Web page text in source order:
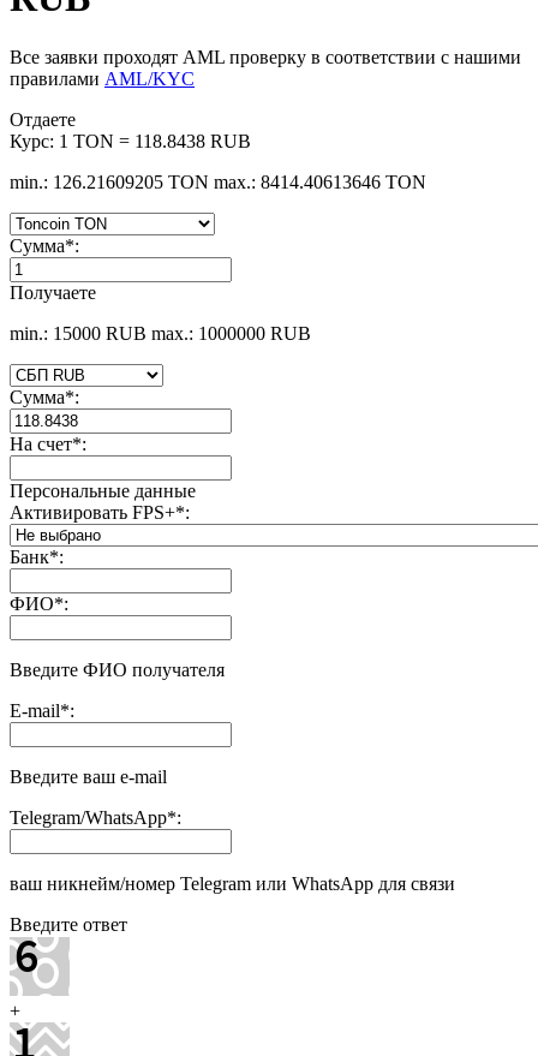
Все заявки проходят AML проверку в соответствии с нашими
правилами AML/KYC
Отдаете
Курс: 1 TON = 118.8438 RUB
min.: 126.21609205 TON max.: 8414.40613646 TON
Сумма*:
Получаете
min.: 15000 RUB max.: 1000000 RUB
Сумма*:
На счет*:
Персональные данные
Активировать FPS+*:
Банк*:
ФИО*:
Введите ФИО получателя
E-mail*:
Введите ваш e-mail
Telegram/WhatsApp*:
ваш никнейм/номер Telegram или WhatsApp для связи
Введите ответ
+